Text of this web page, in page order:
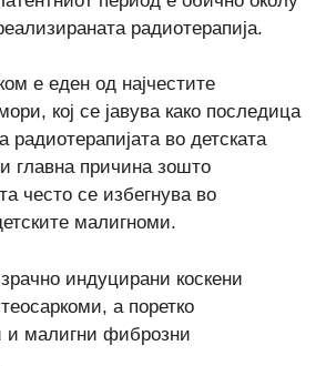
радиотерапија.
е еден од најчестите
кој се јавува како последица
радиотерапијата во детската
главна причина зошто
често се избегнува во
малигноми.
индуцирани коскени
а поретко
и малигни фиброзни